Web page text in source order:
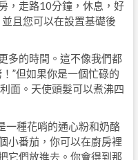
，走路10分鐘，休息，好
且您可以在設置基礎後
多的時間。這不像我們都
”但如果你是一個忙碌的
面。天使頭髮可以煮沸四
一種花哨的通心粉和奶酪
小番茄，你可以在廚房裡
它們放進去。你會得到那